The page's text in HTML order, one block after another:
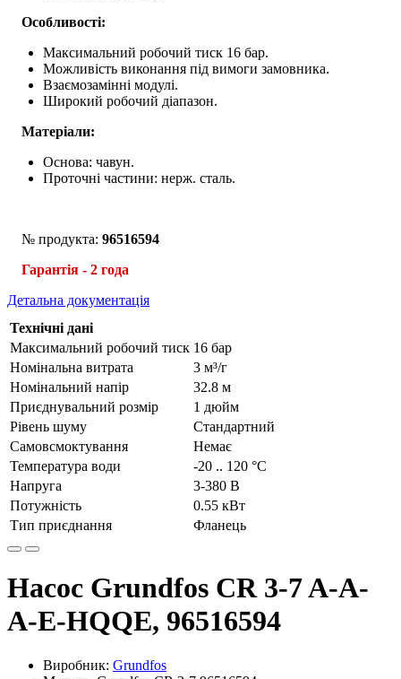
Особливості:
Максимальний робочий тиск 16 бар.
Можливість виконання під вимоги замовника.
Взаємозамінні модулі.
Широкий робочий діапазон.
Матеріали:
Основа: чавун.
Проточні частини: нерж. сталь.
№ продукта: 96516594
Гарантія - 2 года
Детальна документація
Технічні дані
Максимальний робочий тиск 16 бар
Номінальна витрата
3 м³/г
Номінальний напір
32.8 м
Приєднувальний розмір
1 дюйм
Рівень шуму
Стандартний
Самовсмоктування
Немає
Температура води
-20 .. 120 °C
Напруга
3-380 В
Потужність
0.55 кВт
Тип приєднання
Фланець
Насос Grundfos CR 3-7 A-A-
A-E-HQQE, 96516594
Виробник: Grundfos